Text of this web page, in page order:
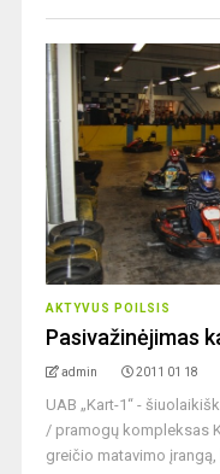
AKTYVUS POILSIS
Pasivažinėjimas
admin 2011 01 18
UAB „Kart-1“ -
/ pramogų kompleksas
greičio matavimo įrangą,